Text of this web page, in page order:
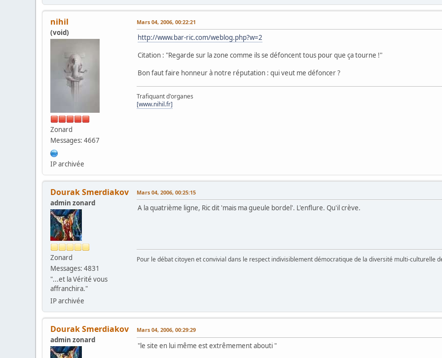
nihil
(void)
Zonard
Messages: 4667
IP archivée
Mars 04, 2006, 00:22:21
http://www.bar-ric.com/weblog.php?w=2
Citation : "Regarde sur la zone comme ils se défoncent tous pour que ça tourne !"
Bon faut faire honneur à notre réputation : qui veut me défoncer ?
Trafiquant d'organes
[www.nihil.fr]
Dourak Smerdiakov
admin zonard
Zonard
Messages: 4831
"...et la Vérité vous
affranchira."
IP archivée
Mars 04, 2006, 00:25:15
A la quatrième ligne, Ric dit 'mais ma gueule bordel'. L'enflure. Qu'il crève.
Pour le débat citoyen et convivial dans le respect indivisiblement démocratique de la diversité multi-culturelle
Dourak Smerdiakov
admin zonard
Mars 04, 2006, 00:29:29
"le site en lui même est extrêmement abouti "